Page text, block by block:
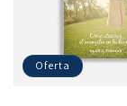
Oferta